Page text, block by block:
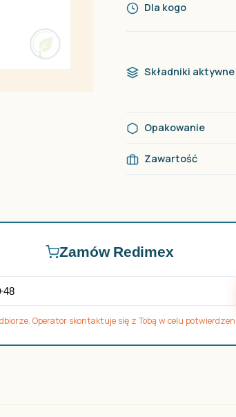
Dla kogo
Składniki aktywne
Opakowanie
Zawartość
Zamów Redimex
Operator skontaktuje się z Tobą w celu